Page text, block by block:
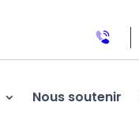
Nous soutenir